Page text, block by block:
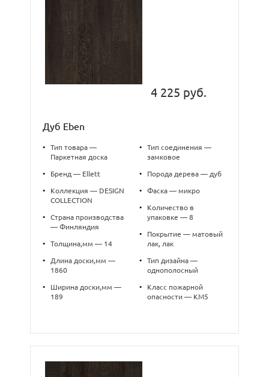
4 225 руб.
Дуб Eben
•
Тип товара —
Паркетная доска
• Бренд — Ellett
•
Коллекция — DESIGN
COLLECTION
•
Страна производства
— Финляндия
• Толщина,мм — 14
•
Длина доски,мм —
1860
•
Ширина доски,мм —
189
•
Тип соединения —
замковое
• Порода дерева — дуб
• Фаска — микро
•
Количество в
упаковке — 8
•
Покрытие — матовый
лак, лак
•
Тип дизайна —
однополосный
•
Класс пожарной
опасности — КМ5